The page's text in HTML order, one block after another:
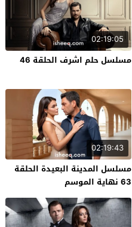
02:19:05
مسلسل حلم اشرف الحلقة 46
02:19:43
مسلسل المدينة البعيدة الحلقة
63 نهاية الموسم